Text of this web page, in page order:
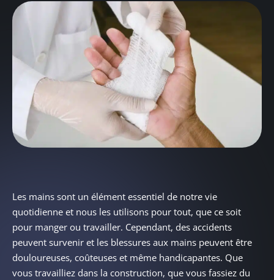
Les mains sont un élément essentiel de notre vie
quotidienne et nous les utilisons pour tout, que ce soit
pour manger ou travailler. Cependant, des accidents
peuvent survenir et les blessures aux mains peuvent être
douloureuses, coûteuses et même handicapantes. Que
vous travailliez dans la construction, que vous fassiez du